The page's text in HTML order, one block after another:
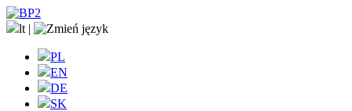
lt |
PL
EN
DE
SK